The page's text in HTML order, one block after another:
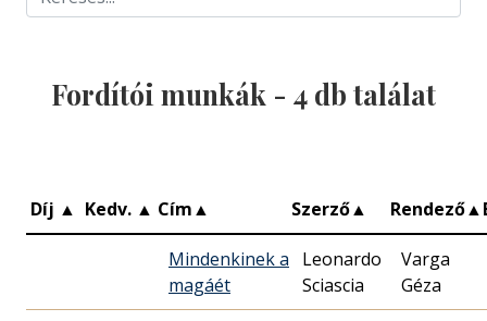
Fordítói munkák - 4 db találat
Díj ▲ Kedv. ▲ Cím▲ Szerző▲ Rendező▲
Mindenkinek a
magáét
Leonardo
Sciascia
Varga
Géza